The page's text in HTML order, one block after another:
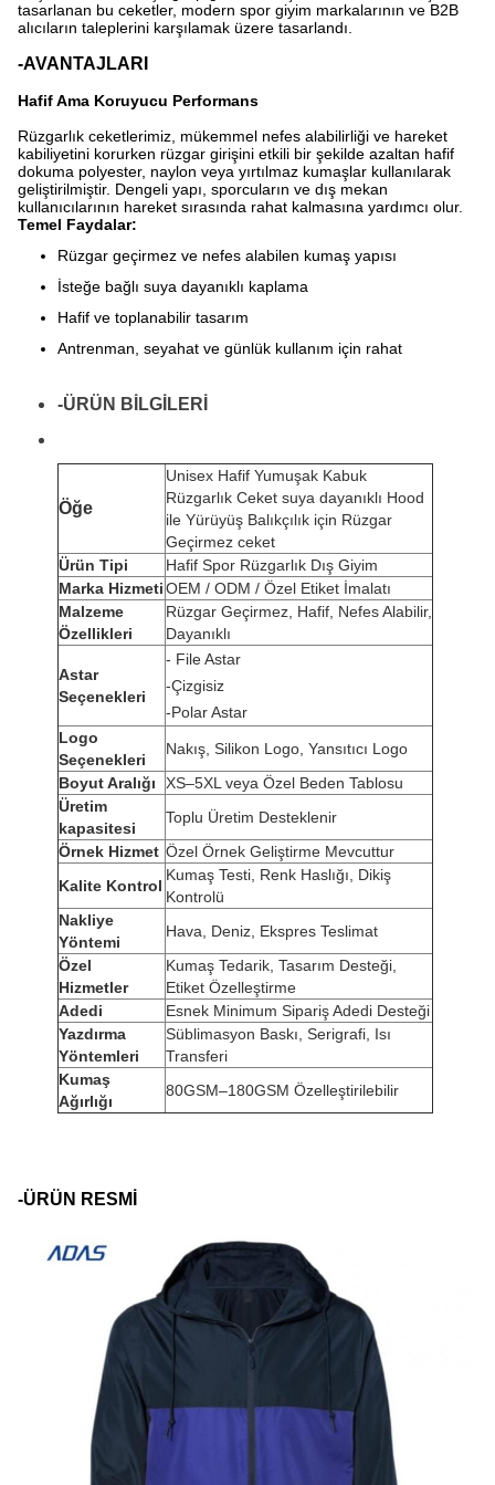
tasarlanan bu ceketler, modern spor giyim markalarının ve B2B
alıcıların taleplerini karşılamak üzere tasarlandı.
-AVANTAJLARI
Hafif Ama Koruyucu Performans
Rüzgarlık ceketlerimiz, mükemmel nefes alabilirliği ve hareket
kabiliyetini korurken rüzgar girişini etkili bir şekilde azaltan hafif
dokuma polyester, naylon veya yırtılmaz kumaşlar kullanılarak
geliştirilmiştir. Dengeli yapı, sporcuların ve dış mekan
kullanıcılarının hareket sırasında rahat kalmasına yardımcı olur.
Temel Faydalar:
Rüzgar geçirmez ve nefes alabilen kumaş yapısı
İsteğe bağlı suya dayanıklı kaplama
Hafif ve toplanabilir tasarım
Antrenman, seyahat ve günlük kullanım için rahat
-ÜRÜN BİLGİLERİ
Öğe
Unisex Hafif Yumuşak Kabuk
Rüzgarlık Ceket suya dayanıklı Hood
ile Yürüyüş Balıkçılık için Rüzgar
Geçirmez ceket
Ürün Tipi
Hafif Spor Rüzgarlık Dış Giyim
Marka HizmetiOEM / ODM / Özel Etiket İmalatı
Malzeme
Özellikleri
Rüzgar Geçirmez, Hafif, Nefes Alabilir,
Dayanıklı
Astar
Seçenekleri
- File Astar
-Çizgisiz
-Polar Astar
Logo
Seçenekleri
Nakış, Silikon Logo, Yansıtıcı Logo
Boyut Aralığı
XS–5XL veya Özel Beden Tablosu
Üretim
kapasitesi
Toplu Üretim Desteklenir
Örnek Hizmet Özel Örnek Geliştirme Mevcuttur
Kalite Kontrol
Kumaş Testi, Renk Haslığı, Dikiş
Kontrolü
Nakliye
Yöntemi
Hava, Deniz, Ekspres Teslimat
Özel
Hizmetler
Kumaş Tedarik, Tasarım Desteği,
Etiket Özelleştirme
Adedi
Esnek Minimum Sipariş Adedi Desteği
Yazdırma
Yöntemleri
Süblimasyon Baskı, Serigrafi, Isı
Transferi
Kumaş
Ağırlığı
80GSM–180GSM Özelleştirilebilir
-ÜRÜN RESMİ